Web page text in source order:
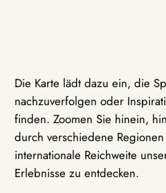
Die Karte lädt dazu ein, die
nachzuverfolgen oder
finden. Zoomen Sie hinein,
durch verschiedene
internationale Reichweite
Erlebnisse zu entdecken.